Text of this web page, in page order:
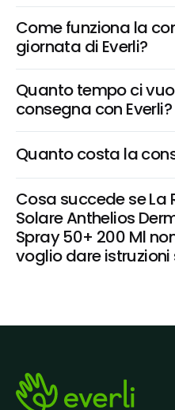
Come funziona la
giornata di Everli?
Quanto tempo ci
consegna con Everli?
Quanto costa la
Cosa succede se La
Solare Anthelios
Spray 50+ 200 Ml
voglio dare istruzioni